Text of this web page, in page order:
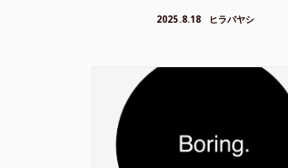
2025.8.18 ヒラバヤシ